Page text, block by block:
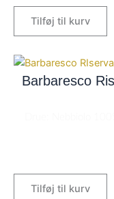
Tilføj til kurv
Barbaresco
Tilføj til kurv